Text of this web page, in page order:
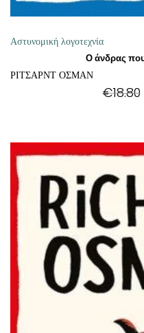
Αστυνομική λογοτεχνία
Ο άνδρας
ΡΙΤΣΑΡΝΤ ΟΣΜΑΝ
€18.80